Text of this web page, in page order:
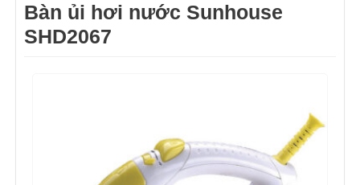
Bàn ủi hơi nước Sunhouse
SHD2067